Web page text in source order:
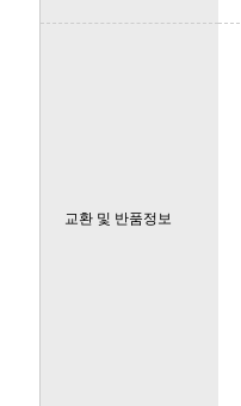
교환 및 반품정보